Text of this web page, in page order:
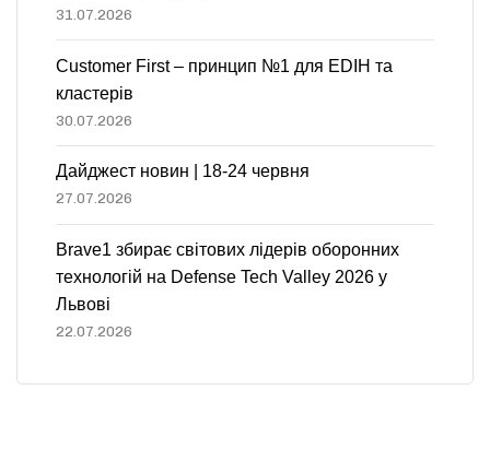
31.07.2026
Customer First – принцип №1 для EDIH та
кластерів
30.07.2026
Дайджест новин | 18-24 червня
27.07.2026
Brave1 збирає світових лідерів оборонних
технологій на Defense Tech Valley 2026 у
Львові
22.07.2026